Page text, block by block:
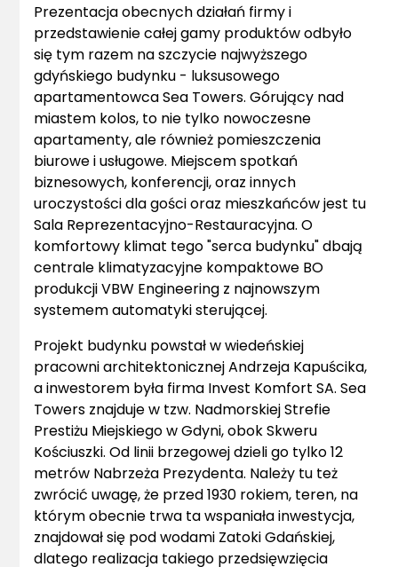
Prezentacja obecnych działań firmy i
przedstawienie całej gamy produktów odbyło
się tym razem na szczycie najwyższego
gdyńskiego budynku - luksusowego
apartamentowca Sea Towers. Górujący nad
miastem kolos, to nie tylko nowoczesne
apartamenty, ale również pomieszczenia
biurowe i usługowe. Miejscem spotkań
biznesowych, konferencji, oraz innych
uroczystości dla gości oraz mieszkańców jest tu
Sala Reprezentacyjno-Restauracyjna. O
komfortowy klimat tego "serca budynku" dbają
centrale klimatyzacyjne kompaktowe BO
produkcji VBW Engineering z najnowszym
systemem automatyki sterującej.
Projekt budynku powstał w wiedeńskiej
pracowni architektonicznej Andrzeja Kapuścika,
a inwestorem była firma Invest Komfort SA. Sea
Towers znajduje w tzw. Nadmorskiej Strefie
Prestiżu Miejskiego w Gdyni, obok Skweru
Kościuszki. Od linii brzegowej dzieli go tylko 12
metrów Nabrzeża Prezydenta. Należy tu też
zwrócić uwagę, że przed 1930 rokiem, teren, na
którym obecnie trwa ta wspaniała inwestycja,
znajdował się pod wodami Zatoki Gdańskiej,
dlatego realizacja takiego przedsięwzięcia